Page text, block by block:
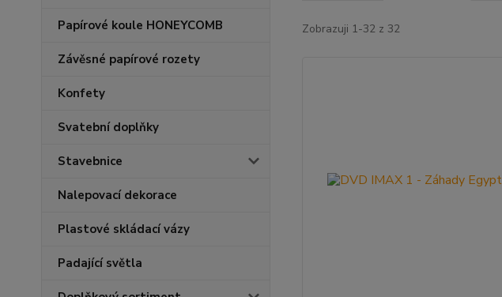
Papírové koule HONEYCOMB
Závěsné papírové rozety
Konfety
Svatební doplňky
Stavebnice
Nalepovací dekorace
Plastové skládací vázy
Padající světla
Zobrazuji 1-32 z 32